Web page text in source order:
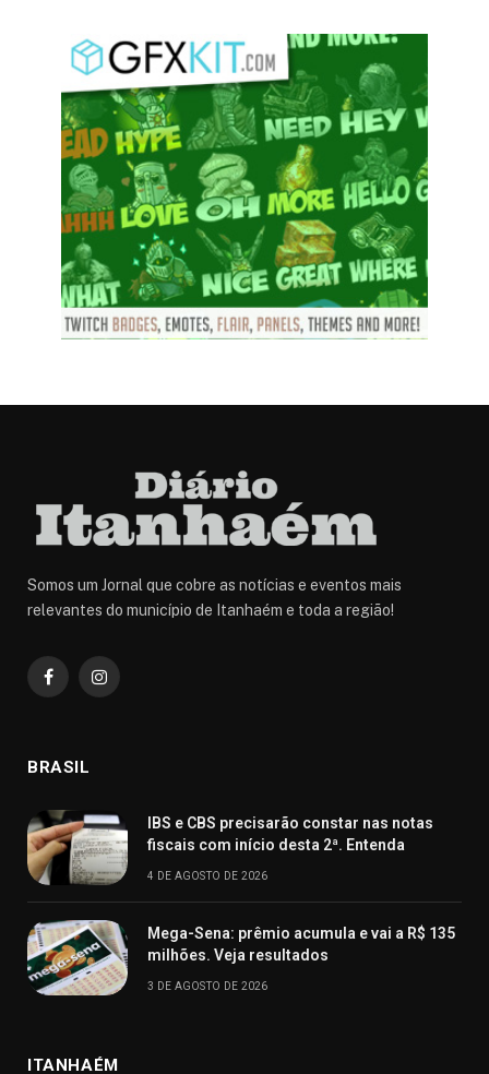
Somos um Jornal que cobre as notícias e eventos mais
relevantes do município de Itanhaém e toda a região!
FacebookInstagram
BRASIL
IBS e CBS precisarão constar nas notas
fiscais com início desta 2ª. Entenda
4 DE AGOSTO DE 2026
Mega-Sena: prêmio acumula e vai a R$ 135
milhões. Veja resultados
3 DE AGOSTO DE 2026
ITANHAÉM